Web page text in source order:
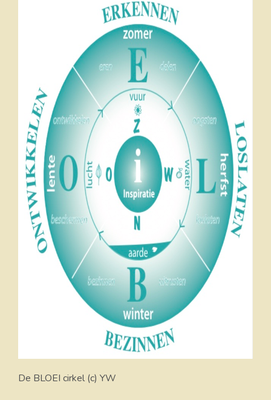
De BLOEI cirkel (c) YW